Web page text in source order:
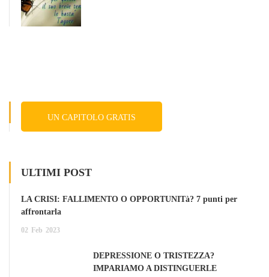
UN CAPITOLO GRATIS
ULTIMI POST
LA CRISI: FALLIMENTO O OPPORTUNITà? 7 punti per
affrontarla
02 Feb 2023
DEPRESSIONE O TRISTEZZA?
IMPARIAMO A DISTINGUERLE